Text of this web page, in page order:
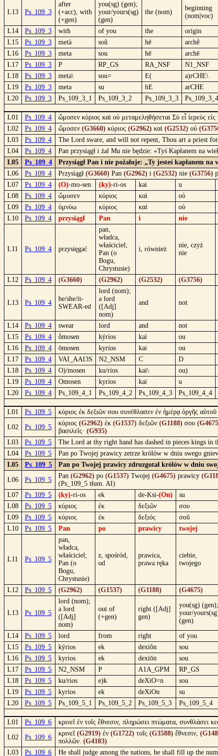
L13 Ps_109_3
after
(+acc), with
(+gen)
you(sg) (gen);
your/yours(sg)
(gen)
the (nom)
beginning
(nom|voc)
L14 Ps_109_3 with of you the
origin
L15
Ps_109_3 metà soû hē
archḕ
L16
Ps_109_3 meta sou hē
archē
L17
Ps_109_3 P RP_GS RA_NSF
N1_NSF
L18
Ps_109_3 meta\ sou= E(
a)rCHE\
L19
Ps_109_3 meta su hE
arCHE
L20
Ps_109_3 Ps_109_3_1 Ps_109_3_2 Ps_109_3_3 Ps_109_3_4
L01 Ps_109_4
ὤμοσεν κύριος καὶ οὐ μεταμεληθήσεται Σὺ εἶ ἱερεὺς
L02
Ps_109_4 ὤμοσεν (G3660) κύριος (G2962) καὶ (G2532) οὐ
L03
Ps_109_4
The Lord sware, and will not repent, Thou art a priest
L04
Ps_109_4
Pan przysiągł i żal Mu nie będzie: «Tyś Kapłanem na
L05
Ps_109_4
Przysiągł Pan i nie pożałuje: „Ty jesteś kapłanem
L06
Ps_109_4 Przysiągł (G3660) Pan (G2962) i (G2532) nie (G3756)
L07
Ps_109_4 (O)-mo-sen (ky)-ri-os kai
u
L08
Ps_109_4 ὤμοσεν κύριος καὶ
οὐ
L09
Ps_109_4 ὀμνύω κύριος καί
οὐ
L10
Ps_109_4 przysiągł Pan i nie
L11 Ps_109_4 przysięgać
pan,
władca,
właściciel;
Pan (o
Bogu,
Chrystusie)
i, również
nie, czyż
nie
L12 Ps_109_4 (G3660) (G2962) (G2532) (G3756)
L13 Ps_109_4
he/she/it-
SWEAR-ed
lord (nom);
a lord
([Adj]
nom)
and not
L14 Ps_109_4 swear lord and
not
L15
Ps_109_4 ṓmosen kýrios kaì
ou
L16
Ps_109_4 ōmosen kyrios kai
ou
L17
Ps_109_4 VAI_AAI3S N2_NSM C
D
L18
Ps_109_4 O)/mosen ku/rios kai\
ou)
L19
Ps_109_4 Omosen kyrios kai
u
L20
Ps_109_4 Ps_109_4_1 Ps_109_4_2 Ps_109_4_3 Ps_109_4_4
L01 Ps_109_5 κύριος ἐκ δεξιῶν σου συνέθλασεν ἐν ἡμέρᾳ ὀργῆς αὐτοῦ
L02 Ps_109_5
κύριος (G2962) ἐκ (G1537) δεξιῶν (G1188) σου
βασιλεῖς· (G935)
L03
Ps_109_5
The Lord at thy right hand has dashed in pieces kings in
L04
Ps_109_5
Pan po Twojej prawicy zetrze królów w dniu swego
L05
Ps_109_5 Pan po Twojej prawicy zdruzgotał królów w dniu
L06 Ps_109_5
Pan (G2962) po (G1537) Twojej (G4675) prawicy
(Ps_109_5 tłum. AI)
L07
Ps_109_5 (ky)-ri-os ek de-Ksi-(On)
su
L08
Ps_109_5 κύριος ἐκ δεξιῶν
σου
L09
Ps_109_5 κύριος ἐκ δεξιός
σοῦ
L10
Ps_109_5 Pan po prawicy twojej
L11 Ps_109_5
pan,
władca,
właściciel;
Pan (o
Bogu,
Chrystusie)
z, spośród,
od
prawica,
prawa ręka
ciebie,
twojego
L12 Ps_109_5 (G2962) (G1537) (G1188) (G4675)
L13 Ps_109_5
lord (nom);
a lord
([Adj]
nom)
out of
(+gen)
right ([Adj]
gen)
you(sg) (gen);
your/
(gen)
L14 Ps_109_5 lord from right
of you
L15
Ps_109_5 kýrios ek dexiôn
sou
L16
Ps_109_5 kyrios ek dexiōn
sou
L17
Ps_109_5 N2_NSM P A1A_GPM
RP_GS
L18
Ps_109_5 ku/rios e)k deXiO=n
sou
L19
Ps_109_5 kyrios ek deXiOn
su
L20
Ps_109_5 Ps_109_5_1 Ps_109_5_2 Ps_109_5_3 Ps_109_5_4
L01 Ps_109_6 κρινεῖ ἐν τοῖς ἔθνεσιν, πληρώσει πτώματα, συνθλάσει
L02 Ps_109_6
κρινεῖ (G2919) ἐν (G1722) τοῖς (G3588) ἔθνεσιν,
πολλῶν. (G4183)
L03
Ps_109_6 He shall judge among the nations, he shall fill up the